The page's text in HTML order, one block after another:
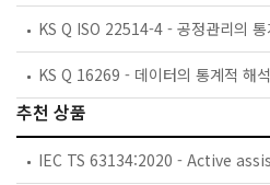
KS Q 16269 - 데이터의 통계적 해석
추천 상품